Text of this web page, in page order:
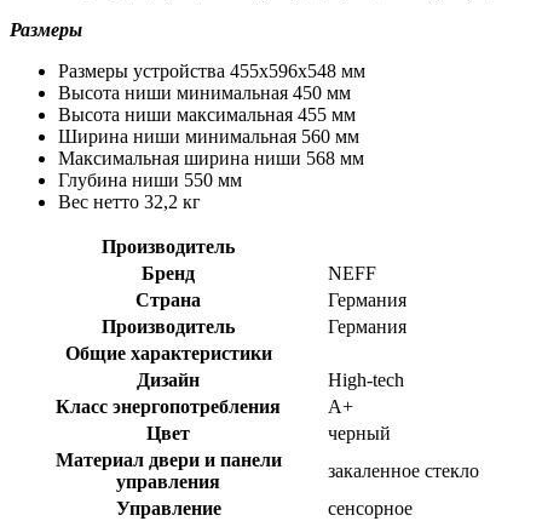
Размеры
Размеры устройства 455x596x548 мм
Высота ниши минимальная 450 мм
Высота ниши максимальная 455 мм
Ширина ниши минимальная 560 мм
Максимальная ширина ниши 568 мм
Глубина ниши 550 мм
Вес нетто 32,2 кг
Производитель
Бренд
NEFF
Страна
Германия
Производитель
Германия
Общие характеристики
Дизайн
High-tech
Класс энергопотребления
A+
Цвет
черный
Материал двери и панели
управления
закаленное стекло
Управление
сенсорное